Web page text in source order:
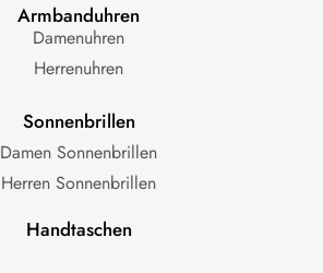
Armbanduhren
Damenuhren
Herrenuhren
Sonnenbrillen
Damen Sonnenbrillen
Herren Sonnenbrillen
Handtaschen